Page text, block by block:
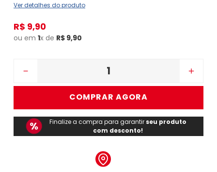
Ver detalhes do produto
R$ 9,90
ou em 1x de R$ 9,90
＋
－
COMPRAR AGORA
Finalize a compra para garantir seu produto
com desconto!